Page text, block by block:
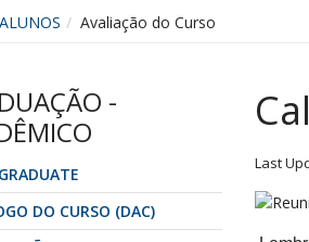
ALUNOS Avaliação do Curso
-
DO CURSO (DAC)
Last